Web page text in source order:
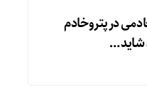
در پتروخادم
شاید …